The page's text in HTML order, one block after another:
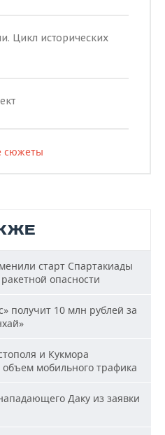
Цикл исторических
сюжеты
старт Спартакиады
опасности
получит 10 млн рублей за
и Кукмора
мобильного трафика
Даку из заявки